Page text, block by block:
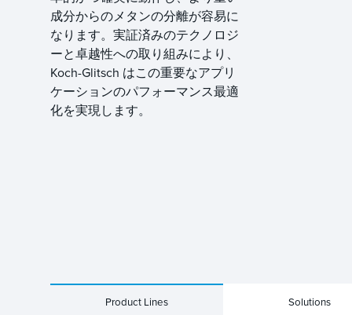
成分からのメタンの分離が容易に
なります。実証済みのテクノロジ
ーと卓越性への取り組みにより、
Koch-Glitsch はこの重要なアプリ
ケーションのパフォーマンス最適
化を実現します。
Product Lines Solutions